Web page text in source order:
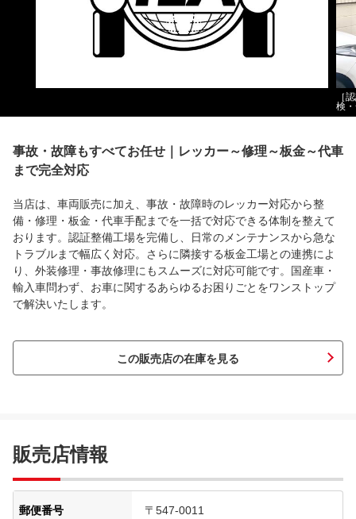
［
検
事故・故障もすべてお任せ｜レッカー～修理～板金～代車
まで完全対応
当店は、車両販売に加え、事故・故障時のレッカー対応から整
備・修理・板金・代車手配までを一括で対応できる体制を整えて
おります。認証整備工場を完備し、日常のメンテナンスから急な
トラブルまで幅広く対応。さらに隣接する板金工場との連携によ
り、外装修理・事故修理にもスムーズに対応可能です。国産車・
輸入車問わず、お車に関するあらゆるお困りごとをワンストップ
で解決いたします。
この販売店の在庫を見る
販売店情報
郵便番号 〒547-0011